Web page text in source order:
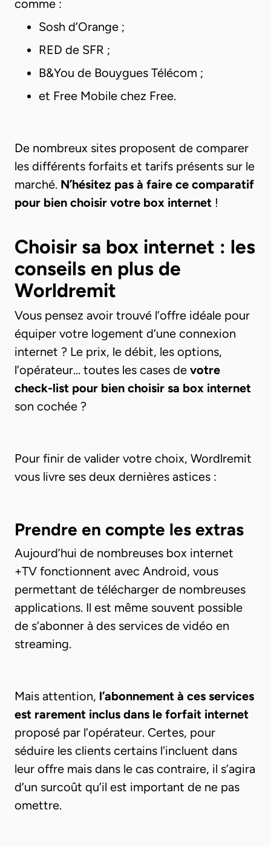
comme :
Sosh d’Orange ;
RED de SFR ;
B&You de Bouygues Télécom ;
et Free Mobile chez Free.
De nombreux sites proposent de comparer
les différents forfaits et tarifs présents sur le
marché. N’hésitez pas à faire ce comparatif
pour bien choisir votre box internet !
Choisir sa box internet : les
conseils en plus de
Worldremit
Vous pensez avoir trouvé l’offre idéale pour
équiper votre logement d’une connexion
internet ? Le prix, le débit, les options,
l’opérateur… toutes les cases de votre
check-list pour bien choisir sa box internet
son cochée ?
Pour finir de valider votre choix, Wordlremit
vous livre ses deux dernières astices :
Prendre en compte les extras
Aujourd’hui de nombreuses box internet
+TV fonctionnent avec Android, vous
permettant de télécharger de nombreuses
applications. Il est même souvent possible
de s’abonner à des services de vidéo en
streaming.
Mais attention, l’abonnement à ces services
est rarement inclus dans le forfait internet
proposé par l’opérateur. Certes, pour
séduire les clients certains l'incluent dans
leur offre mais dans le cas contraire, il s’agira
d’un surcoût qu’il est important de ne pas
omettre.